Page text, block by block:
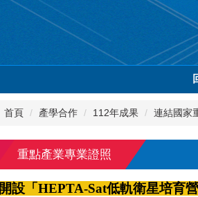
首頁 產學合作 112年成果 連結國家
重點產業專業證照
開設「 HEPTA-Sat低軌衛星培育